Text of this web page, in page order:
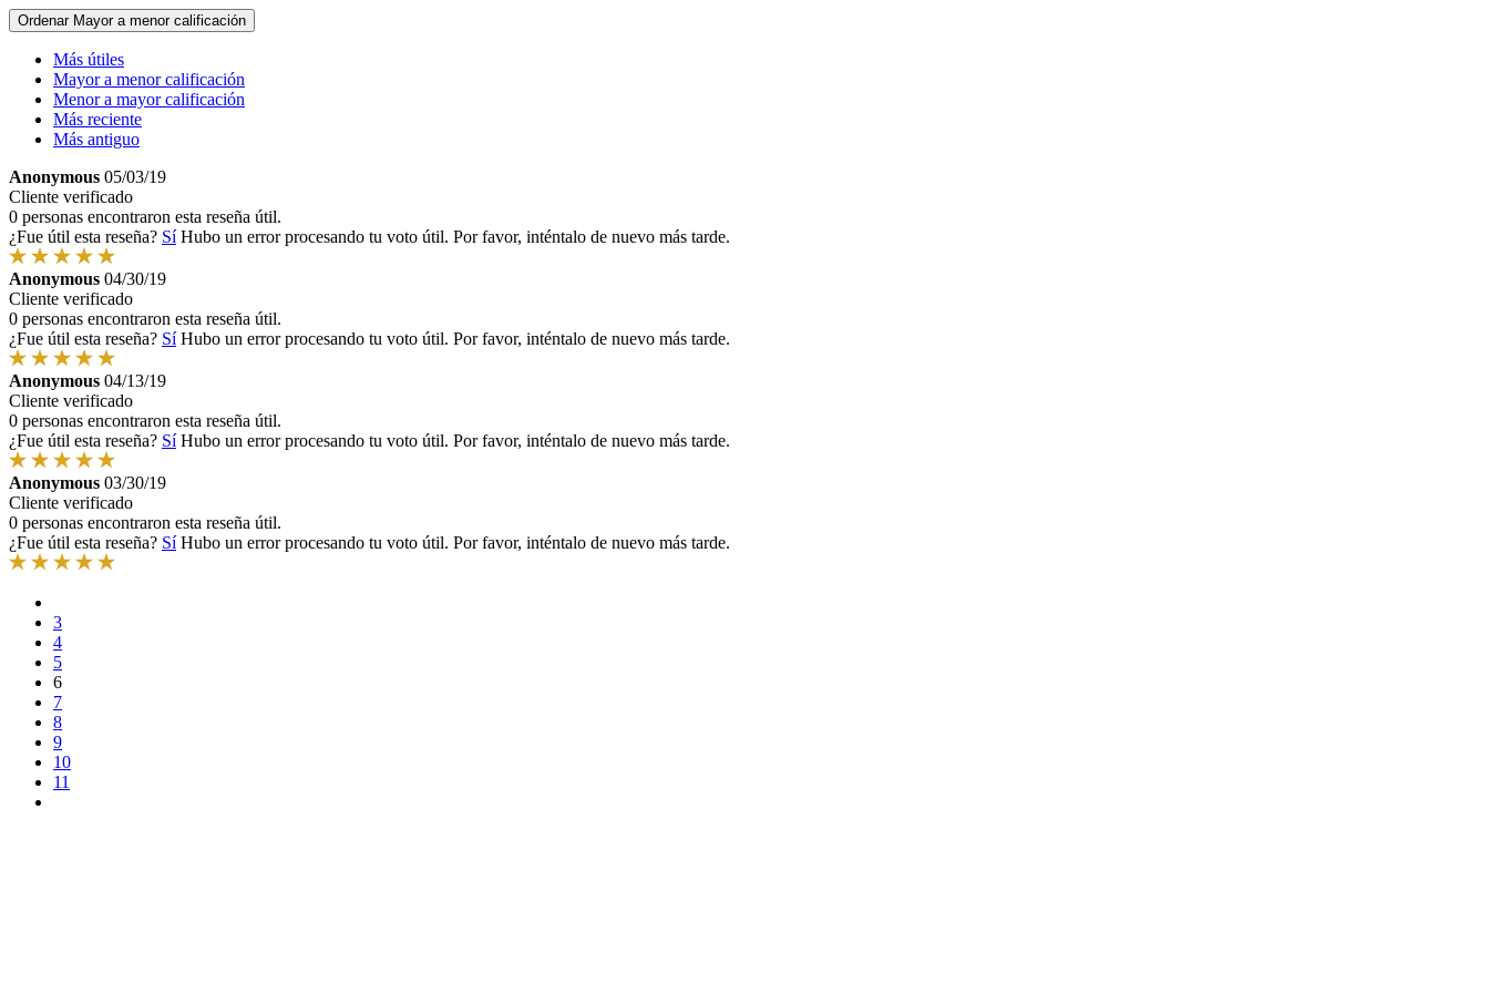
Ordenar Mayor a menor calificación
Más útiles
Mayor a menor calificación
Menor a mayor calificación
Más reciente
Más antiguo
Anonymous 05/03/19
Cliente verificado
0 personas encontraron esta reseña útil.
¿Fue útil esta reseña? Sí Hubo un error procesando tu voto útil. Por favor, inténtalo de nuevo más tarde.
Anonymous 04/30/19
Cliente verificado
0 personas encontraron esta reseña útil.
¿Fue útil esta reseña? Sí Hubo un error procesando tu voto útil. Por favor, inténtalo de nuevo más tarde.
Anonymous 04/13/19
Cliente verificado
0 personas encontraron esta reseña útil.
¿Fue útil esta reseña? Sí Hubo un error procesando tu voto útil. Por favor, inténtalo de nuevo más tarde.
Anonymous 03/30/19
Cliente verificado
0 personas encontraron esta reseña útil.
¿Fue útil esta reseña? Sí Hubo un error procesando tu voto útil. Por favor, inténtalo de nuevo más tarde.
3
4
5
6
7
8
9
10
11